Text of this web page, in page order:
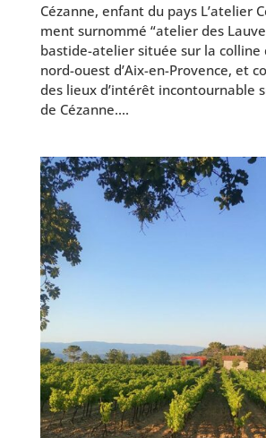
Cézanne, enfant du pays L’atelier
ment sur­nom­mé “ate­lier des
bastide-atelier située sur la col­line
nord-ouest d’Aix-en-Provence, et
des lieux d’intérêt incon­tour­nable
de Cézanne....